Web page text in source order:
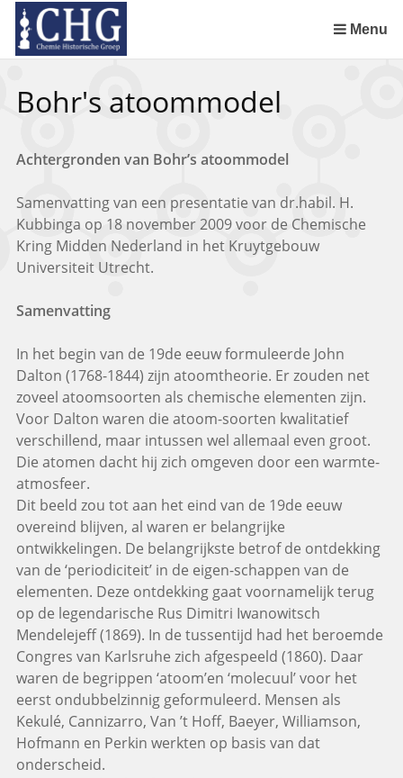
links
over
naar
de
Spring
het
menu
Menu
Bohr's atoommodel
Achtergronden van Bohr’s atoommodel
Samenvatting van een presentatie van dr.habil. H.
Kubbinga op 18 november 2009 voor de Chemische
Kring Midden Nederland in het Kruytgebouw
Universiteit Utrecht.
Samenvatting
In het begin van de 19de eeuw formuleerde John
Dalton (1768-1844) zijn atoomtheorie. Er zouden net
zoveel atoomsoorten als chemische elementen zijn.
Voor Dalton waren die atoom-soorten kwalitatief
verschillend, maar intussen wel allemaal even groot.
Die atomen dacht hij zich omgeven door een warmte-
atmosfeer.
Dit beeld zou tot aan het eind van de 19de eeuw
overeind blijven, al waren er belangrijke
ontwikkelingen. De belangrijkste betrof de ontdekking
van de ‘periodiciteit’ in de eigen-schappen van de
elementen. Deze ontdekking gaat voornamelijk terug
op de legendarische Rus Dimitri Iwanowitsch
Mendelejeff (1869). In de tussentijd had het beroemde
Congres van Karlsruhe zich afgespeeld (1860). Daar
waren de begrippen ‘atoom’en ‘molecuul’ voor het
eerst ondubbelzinnig geformuleerd. Mensen als
Kekulé, Cannizarro, Van ’t Hoff, Baeyer, Williamson,
Hofmann en Perkin werkten op basis van dat
onderscheid.